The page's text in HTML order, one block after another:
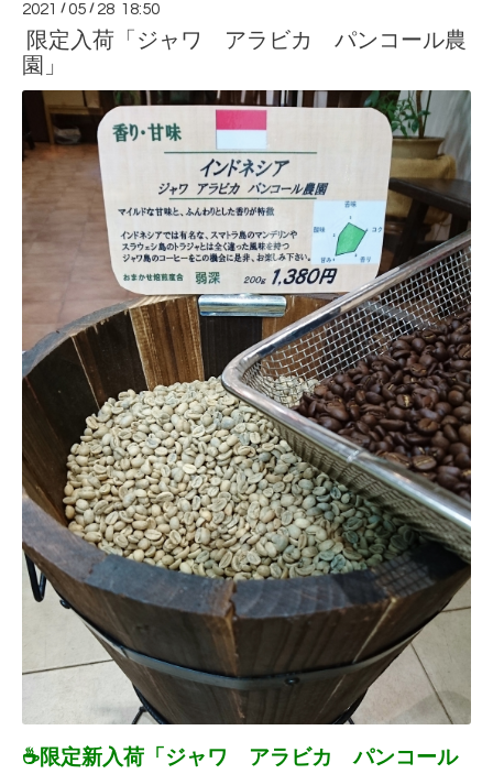
2021 /05 / 28 18:50
限定入荷「ジャワ アラビカ パンコール農
園」
☕限定新入荷「ジャワ アラビカ パンコール